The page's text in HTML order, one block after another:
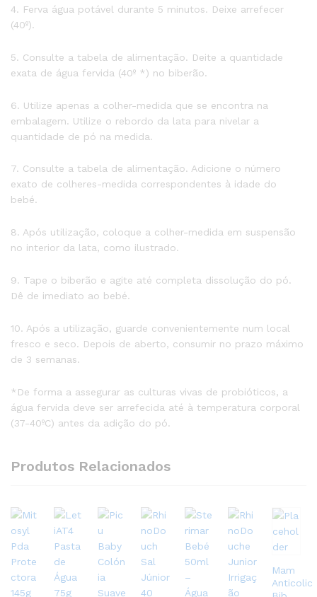
4. Ferva água potável durante 5 minutos. Deixe arrefecer
(40º).
5. Consulte a tabela de alimentação. Deite a quantidade
exata de água fervida (40º *) no biberão.
6. Utilize apenas a colher-medida que se encontra na
embalagem. Utilize o rebordo da lata para nivelar a
quantidade de pó na medida.
7. Consulte a tabela de alimentação. Adicione o número
exato de colheres-medida correspondentes à idade do
bebé.
8. Após utilização, coloque a colher-medida em suspensão
no interior da lata, como ilustrado.
9. Tape o biberão e agite até completa dissolução do pó.
Dê de imediato ao bebé.
10. Após a utilização, guarde convenientemente num local
fresco e seco. Depois de aberto, consumir no prazo máximo
de 3 semanas.
*De forma a assegurar as culturas vivas de probióticos, a
água fervida deve ser arrefecida até à temperatura corporal
(37-40ºC) antes da adição do pó.
Produtos Relacionados
Mam
Anticolic